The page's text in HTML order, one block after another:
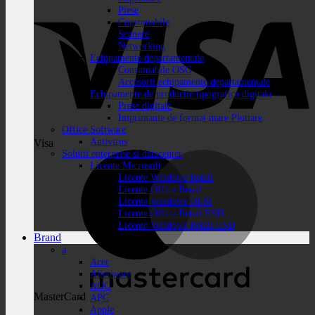
Visa
MasterCard
Piese
Consumabile
Scanere
Networking
Echipamente departamentale
Consumabile OSG
Accesorii echipamente departamentale
Echipamente de productie tipografica digitala
Prese digitale
Imprimante de format mare Plottare
Office Software
Antivirus
Solutii enterprise si datacenter
Licente Microsoft
Licente Windows Retail
Licente Office Retail
Licente Windows OEM
Licente Office Retail ESD
Licente Windows Retail ESD
Brand
a
Acer
Alienware
AOC
APC
Apple